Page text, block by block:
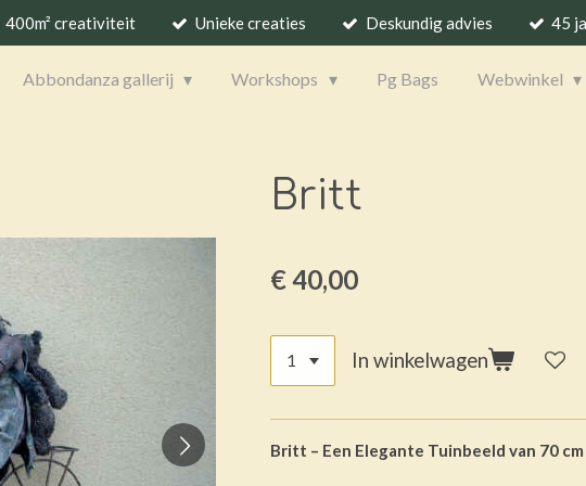
400m² creativiteit Unieke creaties Deskundig advies 45
Abbondanza gallerij Workshops Pg Bags Webwinkel
Britt
€ 40,00
In winkelwagen
Britt – Een Elegante Tuinbeeld van 70 cm